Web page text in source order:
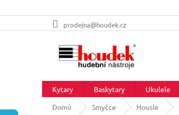
na
prodejna@houdek.cz
Kytary Baskytary Ukulele
Domů
Smyčce Housle